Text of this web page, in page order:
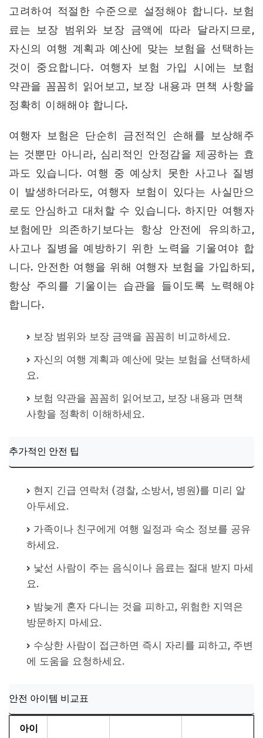
고려하여 적절한 수준으로 설정해야 합니다. 보험
료는 보장 범위와 보장 금액에 따라 달라지므로,
자신의 여행 계획과 예산에 맞는 보험을 선택하는
것이 중요합니다. 여행자 보험 가입 시에는 보험
약관을 꼼꼼히 읽어보고, 보장 내용과 면책 사항을
정확히 이해해야 합니다.
여행자 보험은 단순히 금전적인 손해를 보상해주
는 것뿐만 아니라, 심리적인 안정감을 제공하는 효
과도 있습니다. 여행 중 예상치 못한 사고나 질병
이 발생하더라도, 여행자 보험이 있다는 사실만으
로도 안심하고 대처할 수 있습니다. 하지만 여행자
보험에만 의존하기보다는 항상 안전에 유의하고,
사고나 질병을 예방하기 위한 노력을 기울여야 합
니다. 안전한 여행을 위해 여행자 보험을 가입하되,
항상 주의를 기울이는 습관을 들이도록 노력해야
합니다.
보장 범위와 보장 금액을 꼼꼼히 비교하세요.
자신의 여행 계획과 예산에 맞는 보험을 선택하세
요.
보험 약관을 꼼꼼히 읽어보고, 보장 내용과 면책
사항을 정확히 이해하세요.
추가적인 안전 팁
현지 긴급 연락처 (경찰, 소방서, 병원)를 미리 알
아두세요.
가족이나 친구에게 여행 일정과 숙소 정보를 공유
하세요.
낯선 사람이 주는 음식이나 음료는 절대 받지 마세
요.
밤늦게 혼자 다니는 것을 피하고, 위험한 지역은
방문하지 마세요.
수상한 사람이 접근하면 즉시 자리를 피하고, 주변
에 도움을 요청하세요.
안전 아이템 비교표
아이